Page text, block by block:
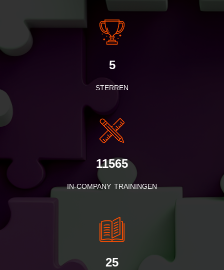
5
STERREN
11565
IN-COMPANY TRAININGEN
25